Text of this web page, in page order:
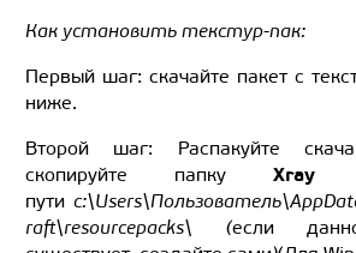
Как установить текстур-пак:
Первый шаг: скачайте пакет с
ниже.
Второй шаг: Распакуйте
скопируйте папкуXray
пути
raft\resourcepacks\ (если